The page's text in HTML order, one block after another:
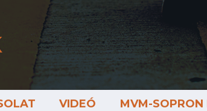
VIDEÓ MVM-